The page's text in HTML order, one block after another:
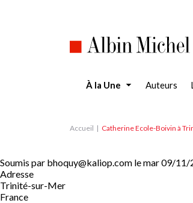
À la Une Auteurs
Accueil Catherine Ecole-Boivin à
Soumis par bhoquy@kaliop.com lemar 09/11/
Adresse
Trinité-sur-Mer
France